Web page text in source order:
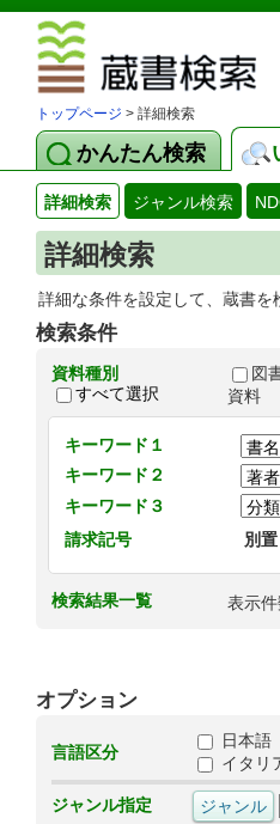
トップページ > 詳細検索
かんたん検索
詳細検索 ジャンル検索
詳細検索
詳細な条件を設定して、蔵書を
検索条件
資料種別
すべて選択
図
資料
キーワード１
キーワード２
キーワード３
請求記号
別置
検索結果一覧 表示件
オプション
言語区分
日本語
イタリ
ジャンル指定